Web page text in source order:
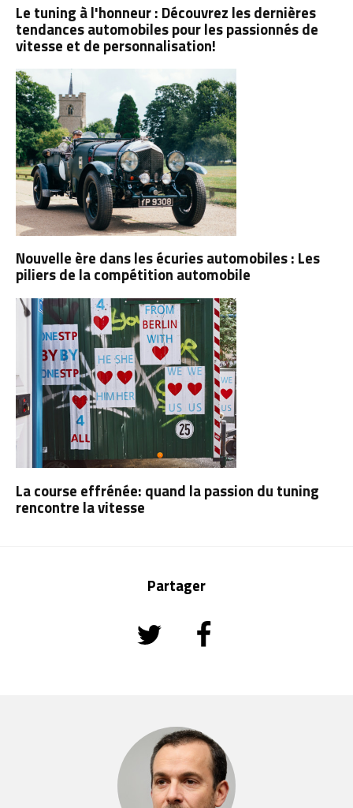
Le tuning à l'honneur : Découvrez les dernières
tendances automobiles pour les passionnés de
vitesse et de personnalisation!
Nouvelle ère dans les écuries automobiles : Les
piliers de la compétition automobile
La course effrénée: quand la passion du tuning
rencontre la vitesse
Partager